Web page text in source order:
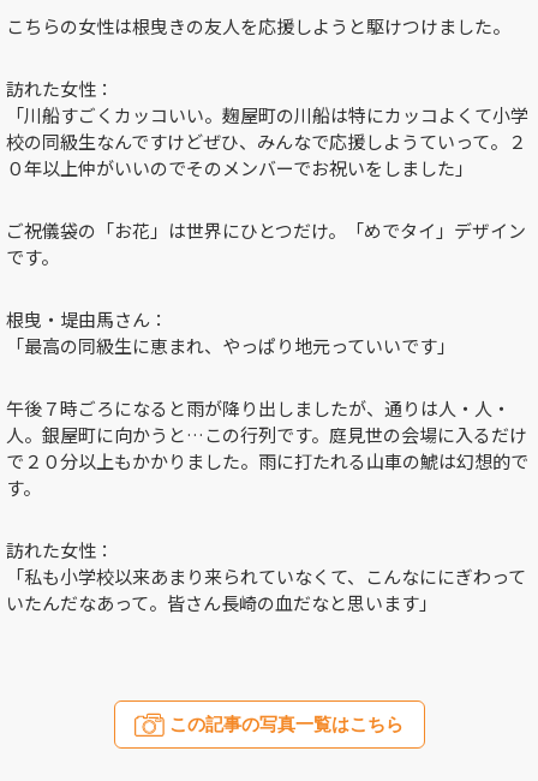
こちらの女性は根曳きの友人を応援しようと駆けつけました。
訪れた女性：
「川船すごくカッコいい。麹屋町の川船は特にカッコよくて小学
校の同級生なんですけどぜひ、みんなで応援しようていって。２
０年以上仲がいいのでそのメンバーでお祝いをしました」
ご祝儀袋の「お花」は世界にひとつだけ。「めでタイ」デザイン
です。
根曳・堤由馬さん：
「最高の同級生に恵まれ、やっぱり地元っていいです」
午後７時ごろになると雨が降り出しましたが、通りは人・人・
人。銀屋町に向かうと…この行列です。庭見世の会場に入るだけ
で２０分以上もかかりました。雨に打たれる山車の鯱は幻想的で
す。
訪れた女性：
「私も小学校以来あまり来られていなくて、こんなににぎわって
いたんだなあって。皆さん長崎の血だなと思います」
この記事の写真一覧はこちら